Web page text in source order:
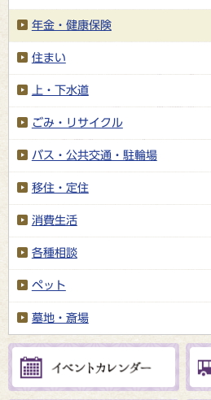
年金・健康保険
住まい
上・下水道
ごみ・リサイクル
バス・公共交通・駐輪場
移住・定住
消費生活
各種相談
ペット
墓地・斎場